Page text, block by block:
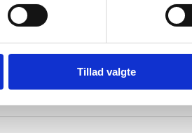
Tillad valgte
tilbud.
og